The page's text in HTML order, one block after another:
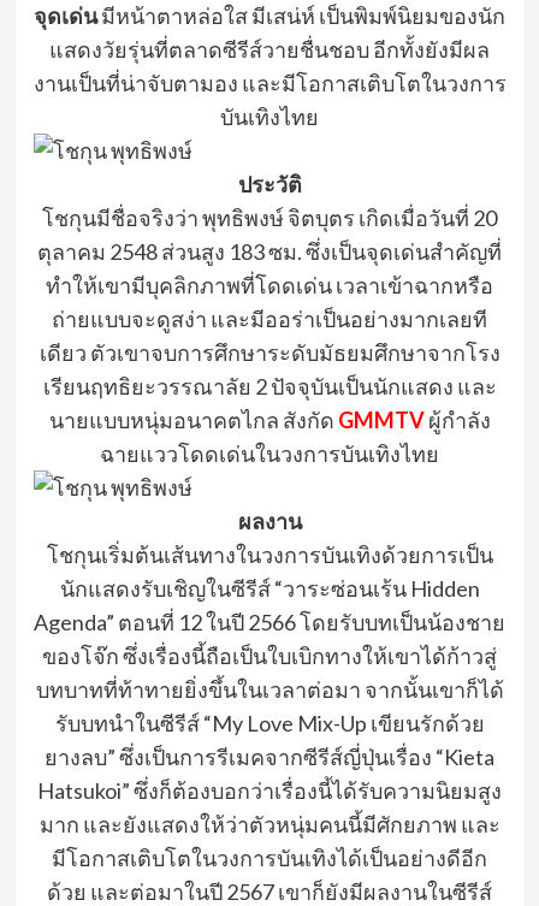
จุดเด่นมีหน้าตาหล่อใสมีเสน่ห์เป็นพิมพ์นิยมของนัก
แสดงวัยรุ่นที่ตลาดซีรีส์วายชื่นชอบอีกทั้งยังมีผล
งานเป็นที่น่าจับตามอง และมีโอกาสเติบโตในวงการ
บันเทิงไทย
ประวัติ
โชกุนมีชื่อจริงว่าพุทธิพงษ์จิตบุตร เกิดเมื่อวันที่ 20
ตุลาคม 2548ส่วนสูง 183ซม.ซึ่งเป็นจุดเด่นสำคัญที่
ทำให้เขามีบุคลิกภาพที่โดดเด่นเวลาเข้าฉากหรือ
ถ่ายแบบจะดูสง่า และมีออร่าเป็นอย่างมากเลยที
เดียว ตัวเขาจบการศึกษาระดับมัธยมศึกษาจากโรง
เรียนฤทธิยะวรรณาลัย 2 ปัจจุบันเป็นนักแสดง และ
นายแบบหนุ่มอนาคตไกล สังกัด GMMTV ผู้กำลัง
ฉายแววโดดเด่นในวงการบันเทิงไทย
ผลงาน
โชกุนเริ่มต้นเส้นทางในวงการบันเทิงด้วยการเป็น
นักแสดงรับเชิญในซีรีส์“วาระซ่อนเร้น Hidden
Agenda” ตอนที่ 12ในปี2566โดยรับบทเป็นน้องชาย
ของโจ๊กซึ่งเรื่องนี้ถือเป็นใบเบิกทางให้เขาได้ก้าวสู่
บทบาทที่ท้าทายยิ่งขึ้นในเวลาต่อมา จากนั้นเขาก็ได้
รับบทนำในซีรีส์ “My Love Mix-Up เขียนรักด้วย
ยางลบ”ซึ่งเป็นการรีเมคจากซีรีส์ญี่ปุ่นเรื่อง “Kieta
Hatsukoi”ซึ่งก็ต้องบอกว่าเรื่องนี้ได้รับความนิยมสูง
มาก และยังแสดงให้ว่าตัวหนุ่มคนนี้มีศักยภาพ และ
มีโอกาสเติบโตในวงการบันเทิงได้เป็นอย่างดีอีก
ด้วย และต่อมาในปี2567เขาก็ยังมีผลงานในซีรีส์